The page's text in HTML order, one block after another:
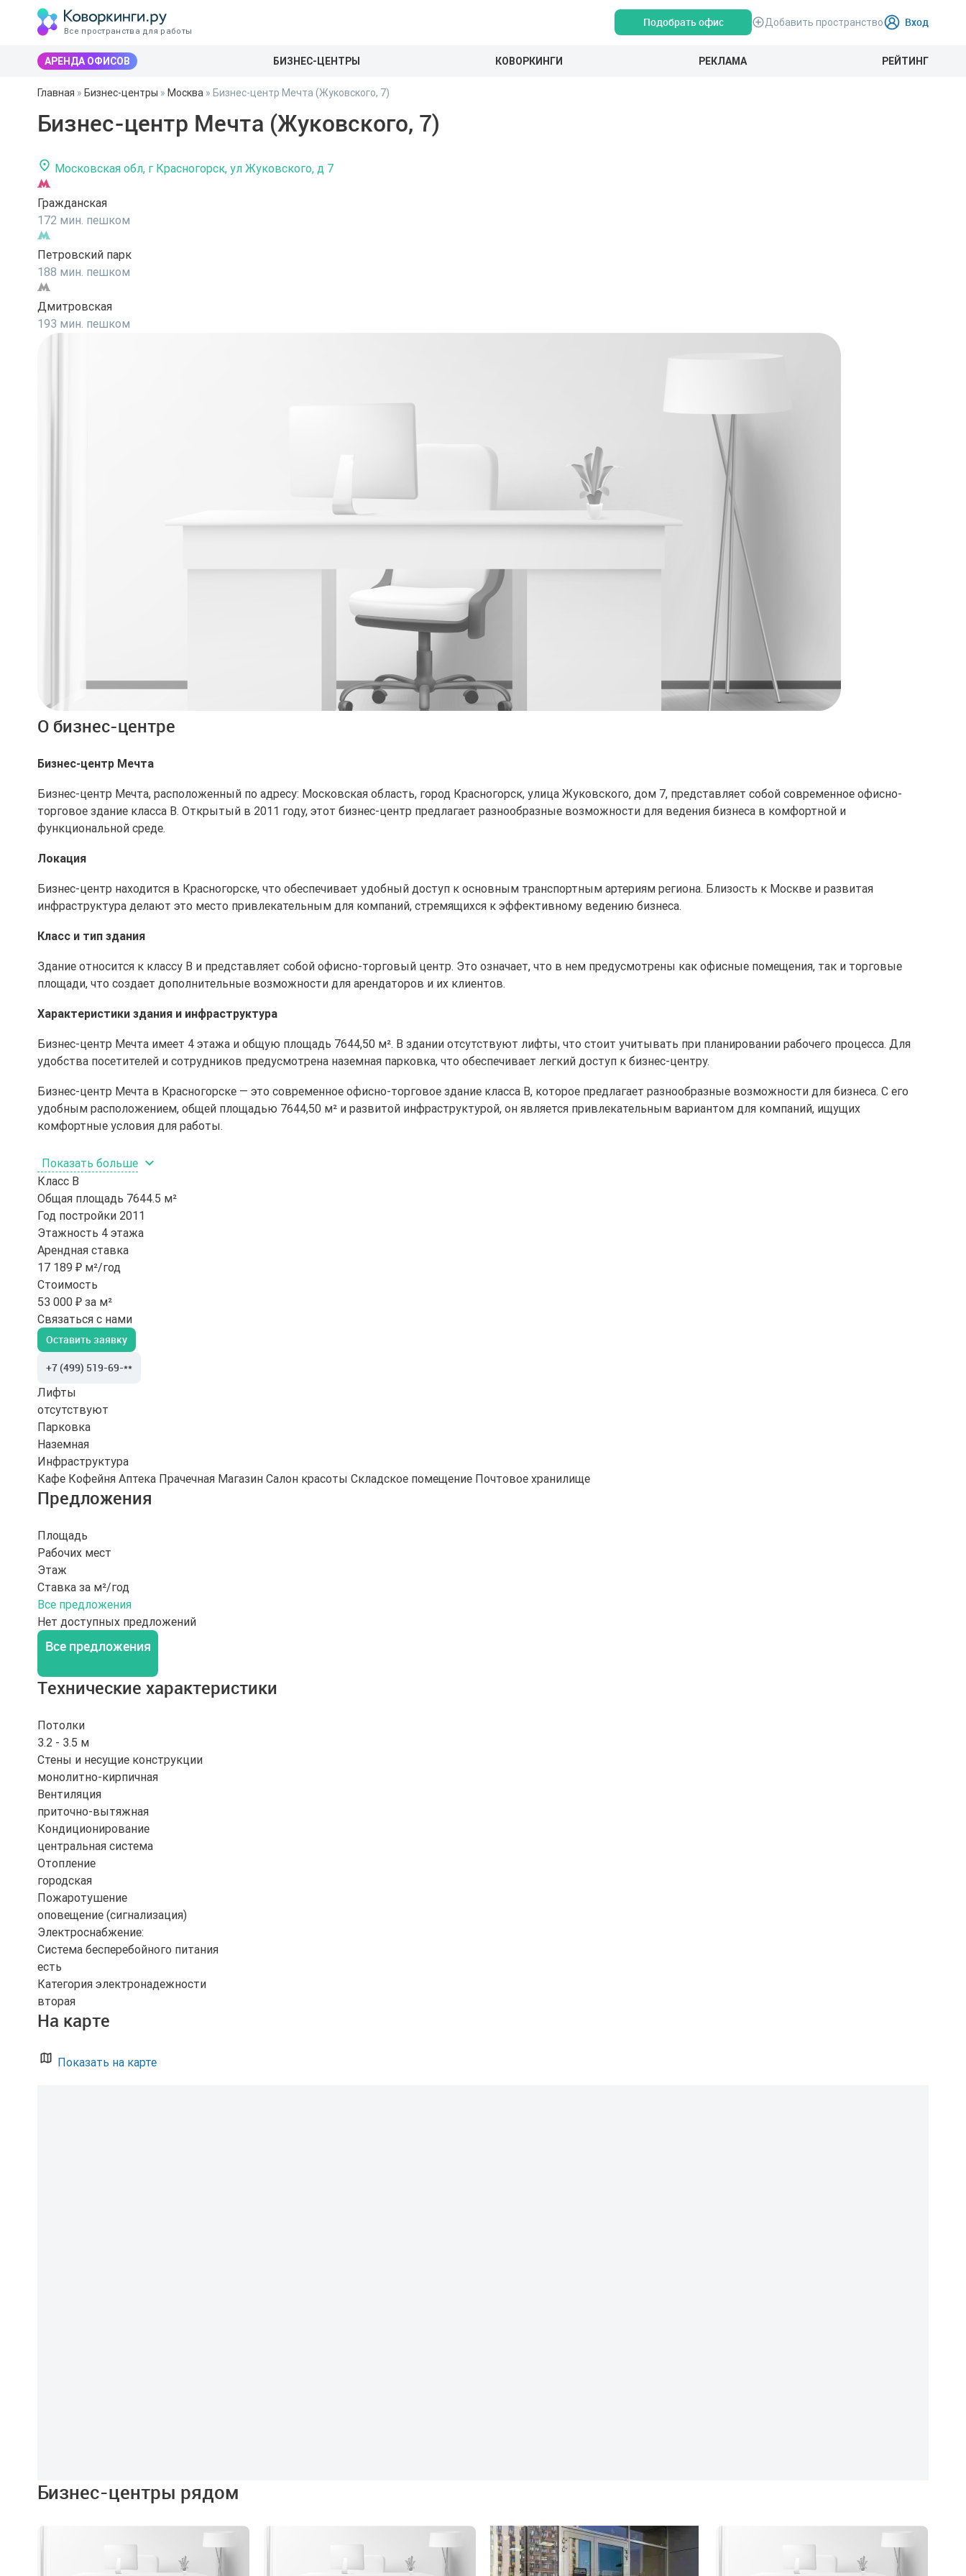
Все пространства для работы
Подобрать офис Добавить пространство Вход
АРЕНДА ОФИСОВ БИЗНЕС-ЦЕНТРЫ КОВОРКИНГИ РЕКЛАМА РЕЙТИНГ
Главная » Бизнес-центры » Москва » Бизнес-центр Мечта (Жуковского, 7)
Бизнес-центр Мечта (Жуковского, 7)
Московская обл, г Красногорск, ул Жуковского, д 7
Гражданская
172 мин. пешком
Петровский парк
188 мин. пешком
Дмитровская
193 мин. пешком
О бизнес-центре
Бизнес-центр Мечта
Бизнес-центр Мечта, расположенный по адресу: Московская область, город Красногорск, улица Жуковского, дом 7, представляет собой современное офисно-
торговое здание класса B. Открытый в 2011 году, этот бизнес-центр предлагает разнообразные возможности для ведения бизнеса в комфортной и
функциональной среде.
Локация
Бизнес-центр находится в Красногорске, что обеспечивает удобный доступ к основным транспортным артериям региона. Близость к Москве и развитая
инфраструктура делают это место привлекательным для компаний, стремящихся к эффективному ведению бизнеса.
Класс и тип здания
Здание относится к классу B и представляет собой офисно-торговый центр. Это означает, что в нем предусмотрены как офисные помещения, так и торговые
площади, что создает дополнительные возможности для арендаторов и их клиентов.
Характеристики здания и инфраструктура
Бизнес-центр Мечта имеет 4 этажа и общую площадь 7644,50 м². В здании отсутствуют лифты, что стоит учитывать при планировании рабочего процесса. Для
удобства посетителей и сотрудников предусмотрена наземная парковка, что обеспечивает легкий доступ к бизнес-центру.
Бизнес-центр Мечта в Красногорске — это современное офисно-торговое здание класса B, которое предлагает разнообразные возможности для бизнеса. С его
удобным расположением, общей площадью 7644,50 м² и развитой инфраструктурой, он является привлекательным вариантом для компаний, ищущих
комфортные условия для работы.
Показать больше
Класс B
Общая площадь 7644.5 м²
Год постройки 2011
Этажность 4 этажа
Арендная ставка
17 189 ₽ м²/год
Стоимость
53 000 ₽ за м²
Связаться с нами
Оставить заявку
+7 (499) 519-69-**
Лифты
отсутствуют
Парковка
Наземная
Инфраструктура
Кафе Кофейня Аптека Прачечная Магазин Салон красоты Складское помещение Почтовое хранилище
Предложения
Площадь
Рабочих мест
Этаж
Ставка за м²/год
Все предложения
Нет доступных предложений
Все предложения
Технические характеристики
Потолки
3.2 - 3.5 м
Стены и несущие конструкции
монолитно-кирпичная
Вентиляция
приточно-вытяжная
Кондиционирование
центральная система
Отопление
городская
Пожаротушение
оповещение (сигнализация)
Электроснабжение:
Система бесперебойного питания
есть
Категория электронадежности
вторая
На карте
Показать на карте
Бизнес-центры рядом